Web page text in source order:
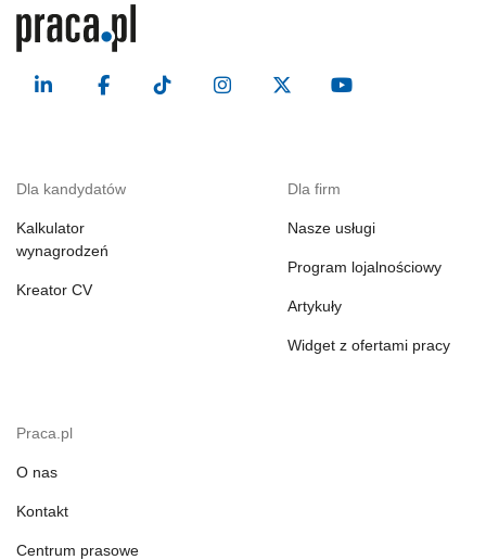
Dla kandydatów
Kalkulator
wynagrodzeń
Kreator CV
Dla firm
Nasze usługi
Program lojalnościowy
Artykuły
Widget z ofertami pracy
Praca.pl
O nas
Kontakt
Centrum prasowe